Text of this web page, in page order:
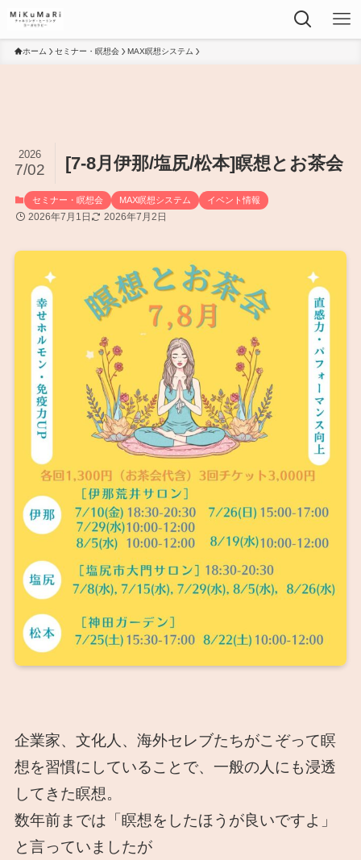
ホーム セミナー・瞑想会 MAX瞑想システム
[7-8月伊那/塩尻/松本]瞑想とお茶会
2026
7/02
セミナー・瞑想会 MAX瞑想システム イベント情報
2026年7月1日 2026年7月2日
企業家、文化人、海外セレブたちがこぞって瞑
想を習慣にしていることで、一般の人にも浸透
してきた瞑想。
数年前までは「瞑想をしたほうが良いですよ」
と言っていましたが